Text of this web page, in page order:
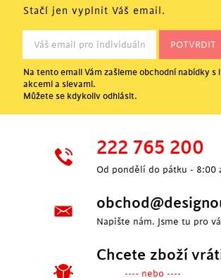
Stačí jen vyplnit Váš email.
Na tento email Vám zašleme obchodní nabídky s
akcemi a slevami.
Můžete se kdykoliv odhlásit.
222 765 200
Od pondělí do pátku - 8:00
Napište nám. Jsme tu pro
Chcete zboží
---- nebo ----